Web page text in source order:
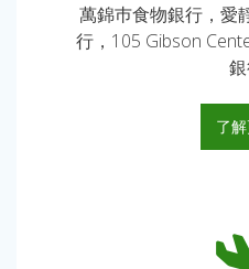
萬錦巿食物銀行，愛
行，105 Gibson
了